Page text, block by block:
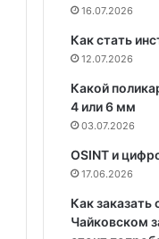
16.07.2026
Как стать
12.07.2026
Какой
4 или 6 мм
03.07.2026
OSINT и
17.06.2026
Как
Чайковском